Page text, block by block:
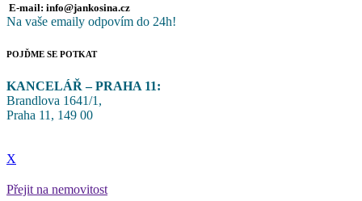
E-mail: info@jankosina.cz
Na vaše emaily odpovím do 24h!
POJĎME SE POTKAT
KANCELÁŘ – PRAHA 11:
Brandlova 1641/1,
Praha 11, 149 00
X
Přejit na nemovitost